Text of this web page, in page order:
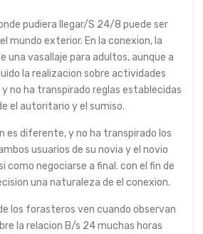
pudiera llegar/S 24/8 puede ser
mundo exterior. En la conexion, la
una vasallaje para adultos, aunque a
la realizacion sobre actividades
no ha transpirado reglas establecidas
el autoritario y el sumiso.
es diferente, y no ha transpirado los
usuarios de su novia y el novio
como negociarse a final. con el fin de
una naturaleza de el conexion.
los forasteros ven cuando observan
la relacion B/s 24 muchas horas